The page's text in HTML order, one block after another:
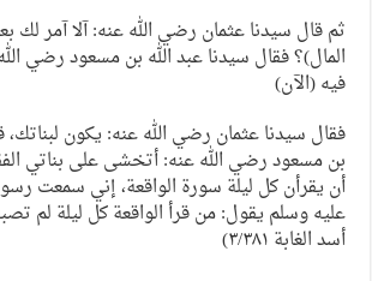
ثم قال سيدنا عثمان رضي الله عنه: آلا آمر لك
المال)؟ فقال سيدنا عبد الله بن مسعود رضي
فيه (الآن)
فقال سيدنا عثمان رضي الله عنه: يكون لبناتك،
بن مسعود رضي الله عنه: أتخشى على بناتي
أن يقرأن كل ليلة سورة الواقعة، إني سمعت
عليه وسلم يقول: من قرأ الواقعة كل ليلة لم
أسد الغابة ٣/٣٨١)